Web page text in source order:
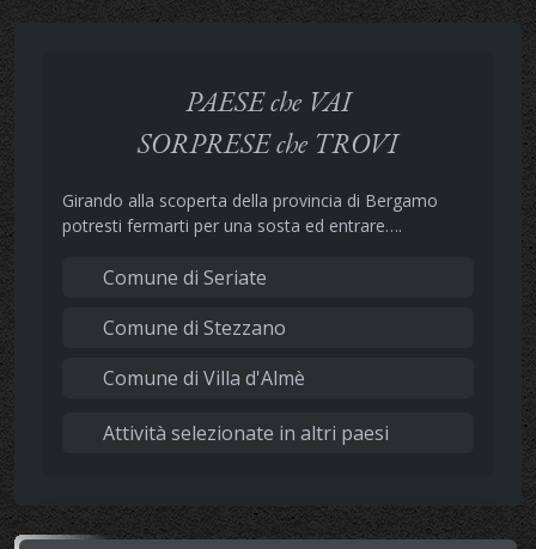
PAESE che VAI
SORPRESE che TROVI
Girando alla scoperta della provincia di Bergamo
potresti fermarti per una sosta ed entrare….
Comune di Seriate
Comune di Stezzano
Comune di Villa d'Almè
Attività selezionate in altri paesi